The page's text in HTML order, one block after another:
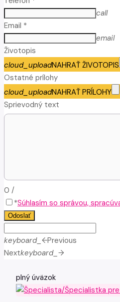
call
Email *
email
Životopis
cloud_uploadNAHRAŤ ŽIVOTOPIS
Ostatné prílohy
cloud_uploadNAHRAŤ PRÍLOHY
Sprievodný text
0 /
*Súhlasím so správou,
Odoslať
keyboard_arrow_leftPrevious
Nextkeyboard_arrow_right
plný úväzok